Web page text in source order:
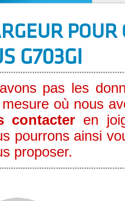
G703GI
pas les
où nous
contacter en
pourrons ainsi
proposer.